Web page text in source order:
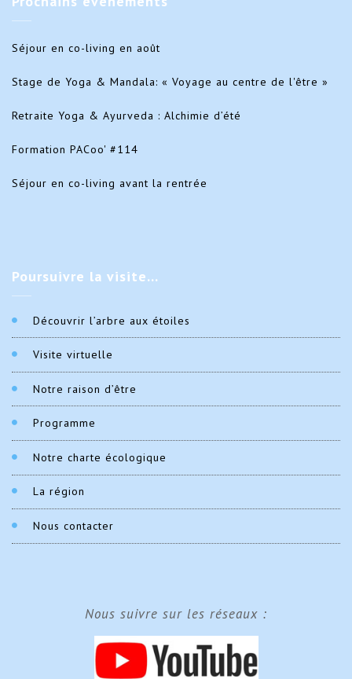
Séjour en co-living en août
Stage de Yoga & Mandala: « Voyage au centre de l'être »
Retraite Yoga & Ayurveda : Alchimie d’été
Formation PACoo' #114
Séjour en co-living avant la rentrée
Poursuivre la visite…
Découvrir l’arbre aux étoiles
Visite virtuelle
Notre raison d’être
Programme
Notre charte écologique
La région
Nous contacter
Nous suivre sur les réseaux :